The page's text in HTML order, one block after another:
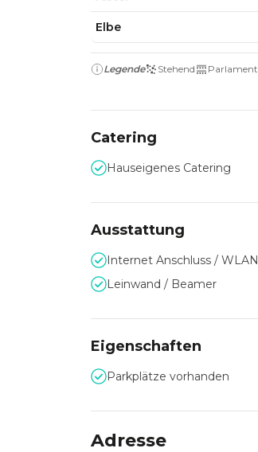
Elbe
Legende Stehend Parlament
Catering
Hauseigenes Catering
Ausstattung
Internet Anschluss / WLAN
Leinwand / Beamer
Eigenschaften
Parkplätze vorhanden
Adresse